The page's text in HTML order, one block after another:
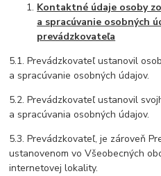
Kontaktné údaje osoby
a spracúvanie osobných
prevádzkovateľa
5.1. Prevádzkovateľ ustanovil
a spracúvanie osobných údajov.
5.2. Prevádzkovateľ ustanovil
a spracúvania osobných údajov.
5.3. Prevádzkovateľ, je zároveň
ustanovenom vo Všeobecných
internetovej lokality.